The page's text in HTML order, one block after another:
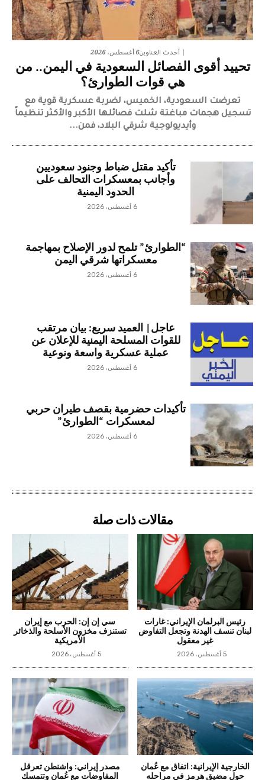
أحدث العناوين6 أغسطس، 2026
تحييد أقوى الفصائل السعودية في اليمن.. من
هي قوات الطوارئ؟
تعرضت السعودية، الخميس، لضربة عسكرية قوية مع
تسجيل هجمات مباغتة شلت فصائلها الأكبر والأكثر تنظيماً
وأيديولوجية شرقي البلاد، فمن...
تأكيد مقتل ضباط وجنود سعوديين
وأجانب بمعسكرات التحالف على
الحدود اليمنية
6 أغسطس، 2026
“الطوارئ” تلمح لدور الإصلاح بمهاجمة
معسكراتها شرقي اليمن
6 أغسطس، 2026
عاجل| العميد سريع: بيان مرتقب
للقوات المسلحة اليمنية للإعلان عن
عملية عسكرية واسعة ونوعية
6 أغسطس، 2026
تأكيدات حضرمية بقصف طيران حربي
لمعسكرات “الطوارئ”
6 أغسطس، 2026
مقالات ذات صلة
رئيس البرلمان الإيراني: غارات
لبنان تنسف الهدنة وتجعل التفاوض
غير معقول
5 أغسطس، 2026
سي إن إن: الحرب مع إيران
تستنزف مخزون الأسلحة والذخائر
الأمريكية
5 أغسطس، 2026
الخارجية الإيرانية: اتفاق مع عُمان
حول مضيق هرمز في مراحله
مصدر إيراني: واشنطن تعرقل
المفاوضات مع عُمان وتتمسك